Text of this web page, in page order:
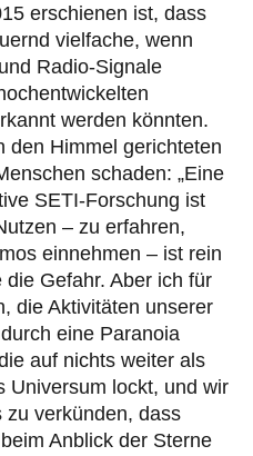
erschienen ist, dass
vielfache, wenn
Radio-Signale
werden könnten.
den Himmel gerichteten
schaden: „Eine
SETI-Forschung ist
– zu erfahren,
einnehmen – ist rein
Gefahr. Aber ich für
die Aktivitäten unserer
eine Paranoia
auf nichts weiter als
Universum lockt, und wir
zu verkünden, dass
Anblick der Sterne